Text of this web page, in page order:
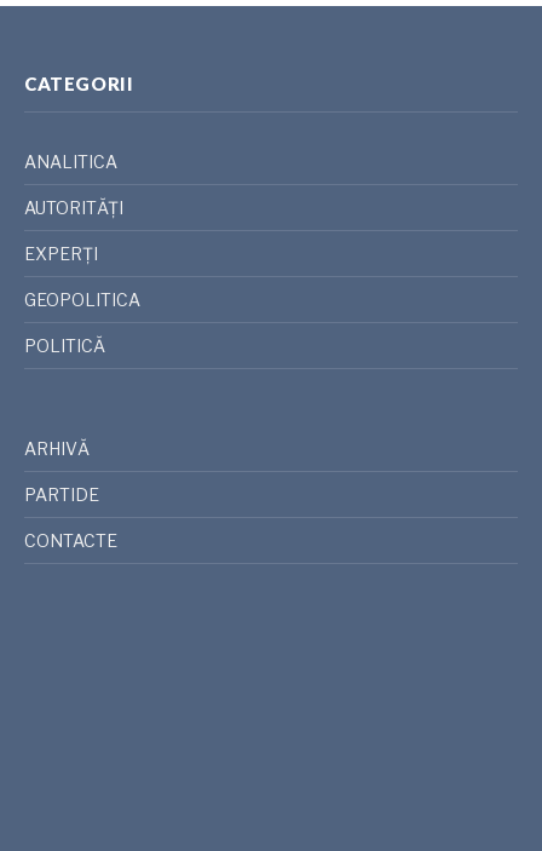
CATEGORII
ANALITICA
AUTORITĂȚI
EXPERȚI
GEOPOLITICA
POLITICĂ
ARHIVĂ
PARTIDE
CONTACTE